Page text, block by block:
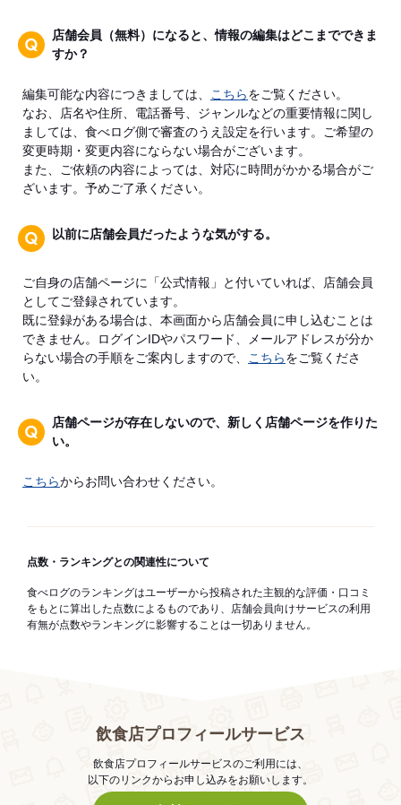
店舗会員（無料）になると、情報の編集はどこまでできま
すか？
編集可能な内容につきましては、 こちらをご覧ください。
なお、店名や住所、電話番号、ジャンルなどの重要情報に関し
ましては、食べログ側で審査のうえ設定を行います。ご希望の
変更時期・変更内容にならない場合がございます。
また、ご依頼の内容によっては、対応に時間がかかる場合がご
ざいます。予めご了承ください。
以前に店舗会員だったような気がする。
ご自身の店舗ページに「公式情報」と付いていれば、店舗会員
としてご登録されています。
既に登録がある場合は、本画面から店舗会員に申し込むことは
できません。ログインIDやパスワード、メールアドレスが分か
らない場合の手順をご案内しますので、
こちらをご覧くださ
い。
店舗ページが存在しないので、新しく店舗ページを作りた
い。
こちらからお問い合わせください。
点数・ランキングとの関連性について
食べログのランキングはユーザーから投稿された主観的な評価・口コミ
をもとに算出した点数によるものであり、店舗会員向けサービスの利用
有無が点数やランキングに影響することは一切ありません。
飲食店プロフィールサービス
飲食店プロフィールサービスのご利用には、
以下のリンクからお申し込みをお願いします。